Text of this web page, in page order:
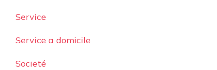
Service
Service a domicile
Societé